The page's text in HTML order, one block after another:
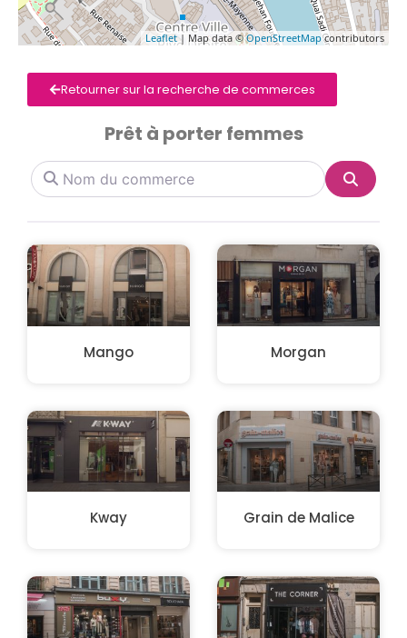
Retourner sur la recherche de commerces
Prêt à porter femmes
Nom du commerce
Search
Mango Morgan
Kway Grain de Malice
Leaflet| Map data ©OpenStreetMapcontributors